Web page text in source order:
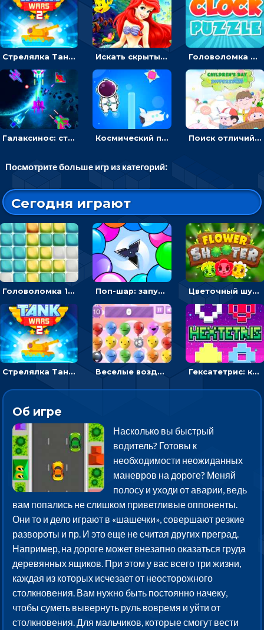
Стрелялка Танковые войны: бить по танку врага, чтобы уничтожить зло Искать скрытый алфавит на картинках с мультяшными героями - головоломка для детей Головоломка с часами для детей: читать время по циферблату
Галаксинос: стрелялка в космосе по врагам Космический побег: двигать космонавта, чтобы попасть к кораблю Поиск отличий на картинках с детьми - головоломка
Посмотрите больше игр из категорий:
Сегодня играют
Головоломка 10х10 Поп-шар: запускать колючку, чтобы лопать воздушные шарики Цветочный шутер: стрелять пчелками по цветам
Стрелялка Танковые войны: бить по танку врага, чтобы уничтожить зло Веселые воздушные шары: соедини одноцветные в линию Гексатетрис: кидать блок, чтобы складывать три в ряд - головоломка
Об игре
Насколько вы быстрый
водитель? Готовы к
необходимости неожиданных
маневров на дороге? Меняй
полосу и уходи от аварии, ведь
вам попались не слишком приветливые оппоненты.
Они то и дело играют в «шашечки», совершают резкие
развороты и пр. И это еще не считая других преград.
Например, на дороге может внезапно оказаться груда
деревянных ящиков. При этом у вас всего три жизни,
каждая из которых исчезает от неосторожного
столкновения. Вам нужно быть постоянно начеку,
чтобы суметь вывернуть руль вовремя и уйти от
столкновения. Для мальчиков, которые смогут вести